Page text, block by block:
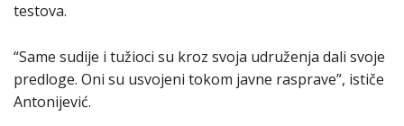
testova.
“Same sudije i tužioci su kroz svoja udruženja dali svoje
predloge. Oni su usvojeni tokom javne rasprave”, ističe
Antonijević.